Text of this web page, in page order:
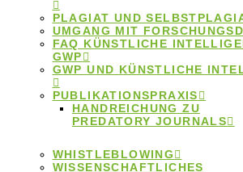
PLAGIAT UND
UMGANG MIT
FAQ KÜNSTLICHE
GWP
GWP UND KÜNSTLICHE
PUBLIKATIONSPRAXIS
HANDREICHUNG ZU
PREDATORY JOURNALS
WHISTLEBLOWING
WISSENSCHAFTLICHES
Im Rahmen des Projekts
Ombudswesen@BUA wurde eine
Ombudspersonen entwickelt, die einen
breiten Überblick über die
der Wissenschaftgibt,die „OBUA
Toolbox ist auf Deutsch und Englisch
Berliner Forschungseinrichtungen. Sie